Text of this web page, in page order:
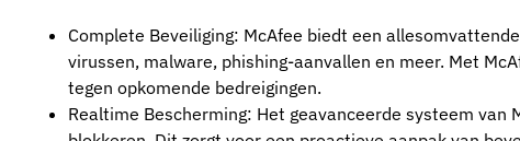
Complete Beveiliging: McAfee biedt een
virussen, malware, phishing-aanvallen en meer. Met
tegen opkomende bedreigingen.
Realtime Bescherming: Het geavanceerde systeem